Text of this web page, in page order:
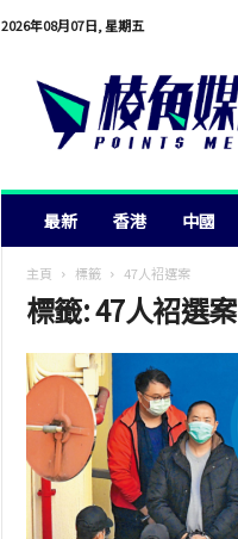
2026年08月07日, 星期五
最新 香港 中國
主頁 標籤 47人袑選案
標籤: 47人袑選案